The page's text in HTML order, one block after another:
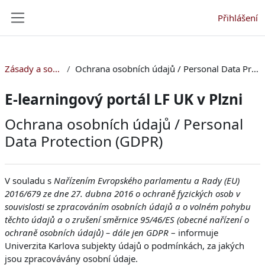
Přihlášení
Zásady a souhlasy Ochrana osobních údajů / Personal Data Protection (GDPR)
E-learningový portál LF UK v Plzni
Ochrana osobních údajů / Personal
Data Protection (GDPR)
V souladu s Nařízením Evropského parlamentu a Rady (EU)
2016/679 ze dne 27. dubna 2016 o ochraně fyzických osob v
souvislosti se zpracováním osobních údajů a o volném pohybu
těchto údajů a o zrušení směrnice 95/46/ES (obecné nařízení o
ochraně osobních údajů) – dále jen GDPR – informuje
Univerzita Karlova subjekty údajů o podmínkách, za jakých
jsou zpracovávány osobní údaje.